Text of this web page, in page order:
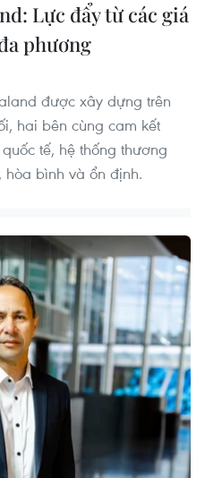
Lực đẩy từ các giá
phương
được xây dựng trên
hai bên cùng cam kết
tế, hệ thống thương
bình và ổn định.